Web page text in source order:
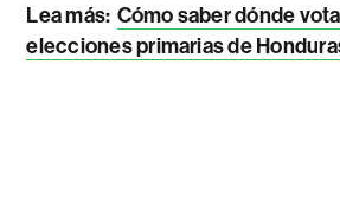
Lea más: Cómo saber dónde
elecciones primarias de